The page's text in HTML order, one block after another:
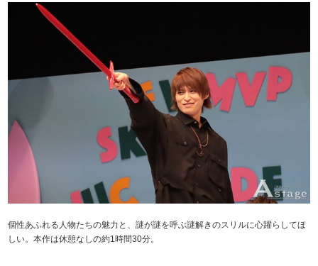
個性あふれる人物たちの魅力と、謎が謎を呼ぶ謎解きのスリルに心躍らしてほ
しい。本作は休憩なしの約1時間30分。